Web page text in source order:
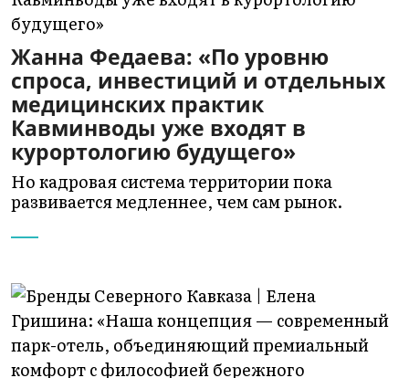
Жанна Федаева: «По уровню
спроса, инвестиций и отдельных
медицинских практик
Кавминводы уже входят в
курортологию будущего»
Но кадровая система территории пока
развивается медленнее, чем сам рынок.